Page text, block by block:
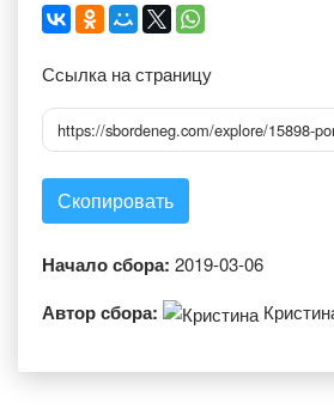
Ссылка на страницу
https://sbordeneg.com/explore/15898-
Скопировать
Начало сбора: 2019-03-06
Автор сбора: